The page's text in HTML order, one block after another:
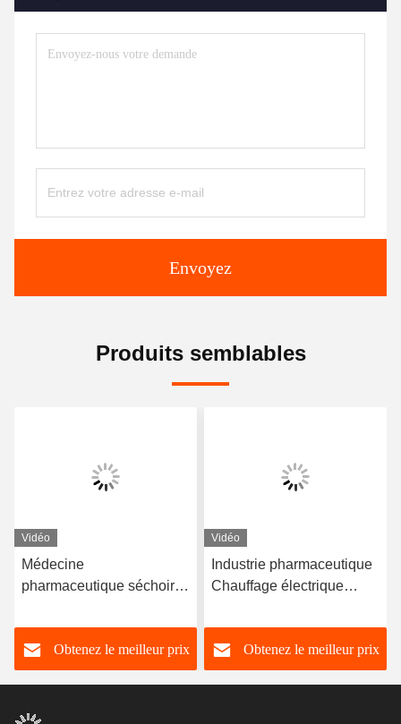
Envoyez
Produits semblables
Vidéo
Médecine
pharmaceutique séchoir à
kg 100 kg
Obtenez le meilleur prix
Vidéo
Industrie pharmaceutique
Chauffage électrique
pharmacie
Obtenez le meilleur prix